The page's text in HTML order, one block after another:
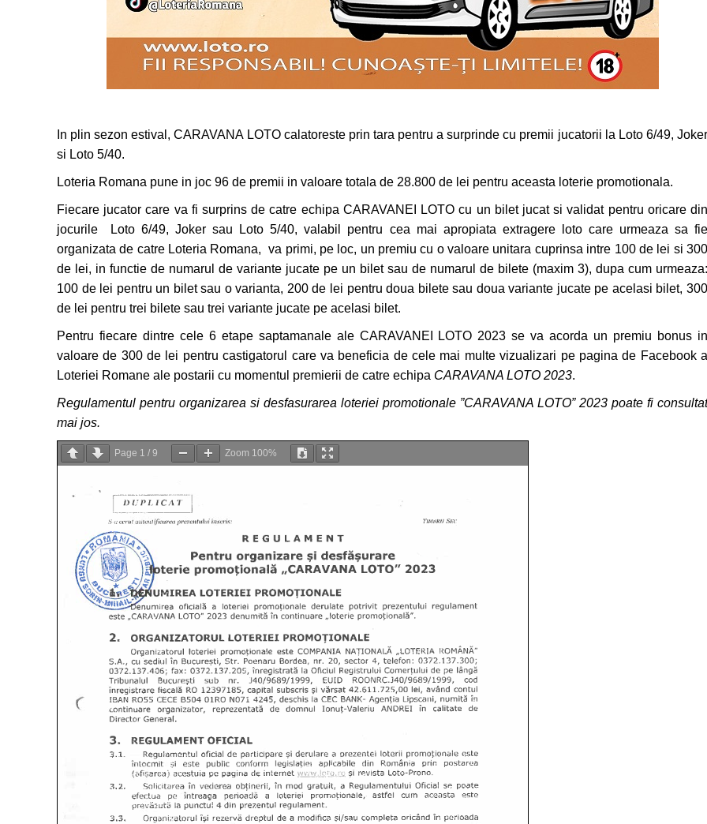
In plin sezon estival, CARAVANA LOTO calatoreste prin tara pentru a surprinde cu premii jucatorii la Loto 6/49, Joker
si Loto 5/40.
Loteria Romana pune in joc 96 de premii in valoare totala de 28.800 de lei pentru aceasta loterie promotionala.
Fiecare jucator care va fi surprins de catre echipa CARAVANEI LOTO cu un bilet jucat si validat pentru oricare din
jocurile Loto 6/49, Joker sau Loto 5/40, valabil pentru cea mai apropiata extragere loto care urmeaza sa fie
organizata de catre Loteria Romana, va primi, pe loc, un premiu cu o valoare unitara cuprinsa intre 100 de lei si 300
de lei, in functie de numarul de variante jucate pe un bilet sau de numarul de bilete (maxim 3), dupa cum urmeaza:
100 de lei pentru un bilet sau o varianta, 200 de lei pentru doua bilete sau doua variante jucate pe acelasi bilet, 300
de lei pentru trei bilete sau trei variante jucate pe acelasi bilet.
Pentru fiecare dintre cele 6 etape saptamanale ale CARAVANEI LOTO 2023 se va acorda un premiu bonus in
valoare de 300 de lei pentru castigatorul care va beneficia de cele mai multe vizualizari pe pagina de Facebook a
Loteriei Romane ale postarii cu momentul premierii de catre echipa CARAVANA LOTO 2023.
Regulamentul pentru organizarea si desfasurarea loteriei promotionale ”CARAVANA LOTO” 2023 poate fi consultat
mai jos.
Page 1 / 9 Zoom 100%